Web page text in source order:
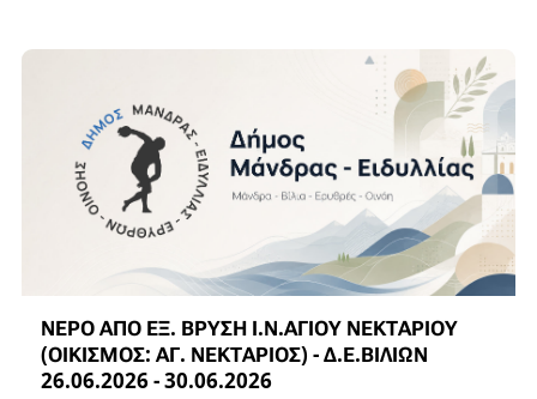
ΝΕΡΟ ΑΠΟ ΕΞ. ΒΡΥΣΗ Ι.Ν.ΑΓΙΟΥ ΝΕΚΤΑΡΙΟΥ
(ΟΙΚΙΣΜΟΣ: ΑΓ. ΝΕΚΤΑΡΙΟΣ) - Δ.Ε.ΒΙΛΙΩΝ
26.06.2026 - 30.06.2026